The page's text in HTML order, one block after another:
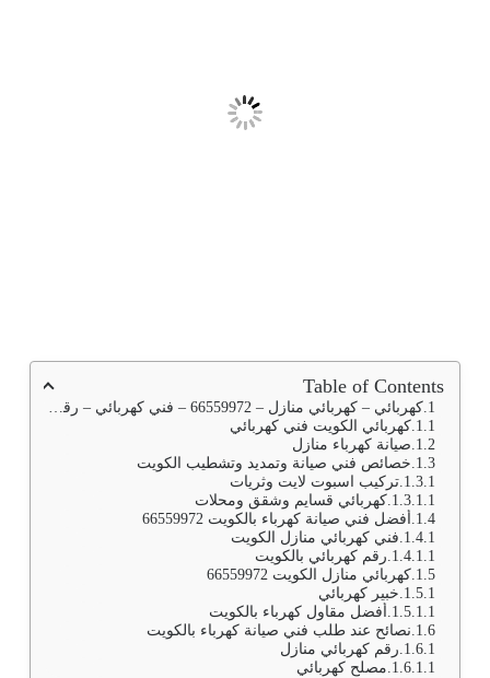
Table of Contents
كهربائي – كهربائي منازل – 66559972 – فني كهربائي – رقم كهربائي – كهربائي منازل – كهربائي الكويت – كهربائي منازل الكويت – كهربجي – فنى كهربائى
كهربائي الكويت فني كهربائي
صيانة كهرباء منازل
خصائص فني صيانة وتمديد وتشطيب الكويت
تركيب اسبوت لايت وثريات
كهربائي قسايم وشقق ومحلات
أفضل فني صيانة كهرباء بالكويت 66559972
فني كهربائي منازل الكويت
رقم كهربائي بالكويت
كهربائي منازل الكويت 66559972
خبير كهربائي
أفضل مقاول كهرباء بالكويت
نصائح عند طلب فني صيانة كهرباء بالكويت
رقم كهربائي منازل
مصلح كهربائي